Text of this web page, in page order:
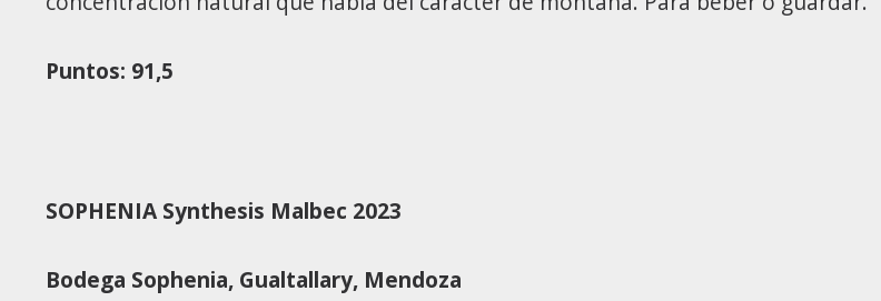
Puntos: 91,5
SOPHENIA Synthesis Malbec 2023
Bodega Sophenia, Gualtallary, Mendoza